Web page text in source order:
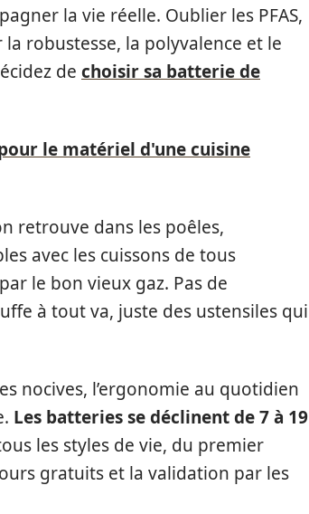
la vie réelle. Oublier les PFAS,
robustesse, la polyvalence et le
de choisir sa batterie de
le matériel d'une cuisine
retrouve dans les poêles,
avec les cuissons de tous
le bon vieux gaz. Pas de
à tout va, juste des ustensiles qui
nocives, l’ergonomie au quotidien
Les batteries se déclinent de 7 à 19
les styles de vie, du premier
gratuits et la validation par les